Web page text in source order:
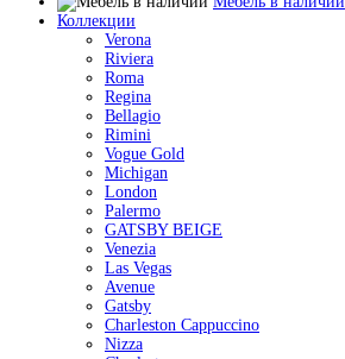
Коллекции
Verona
Riviera
Roma
Regina
Bellagio
Rimini
Vogue Gold
Michigan
London
Palermo
GATSBY BEIGE
Venezia
Las Vegas
Avenue
Gatsby
Charleston Cappuccino
Nizza